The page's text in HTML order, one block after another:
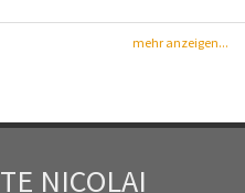
mehr anzeigen...
NICOLAI